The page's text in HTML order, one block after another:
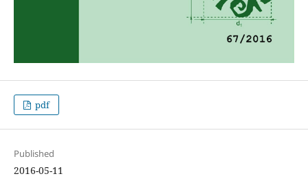
pdf
Published
2016-05-11